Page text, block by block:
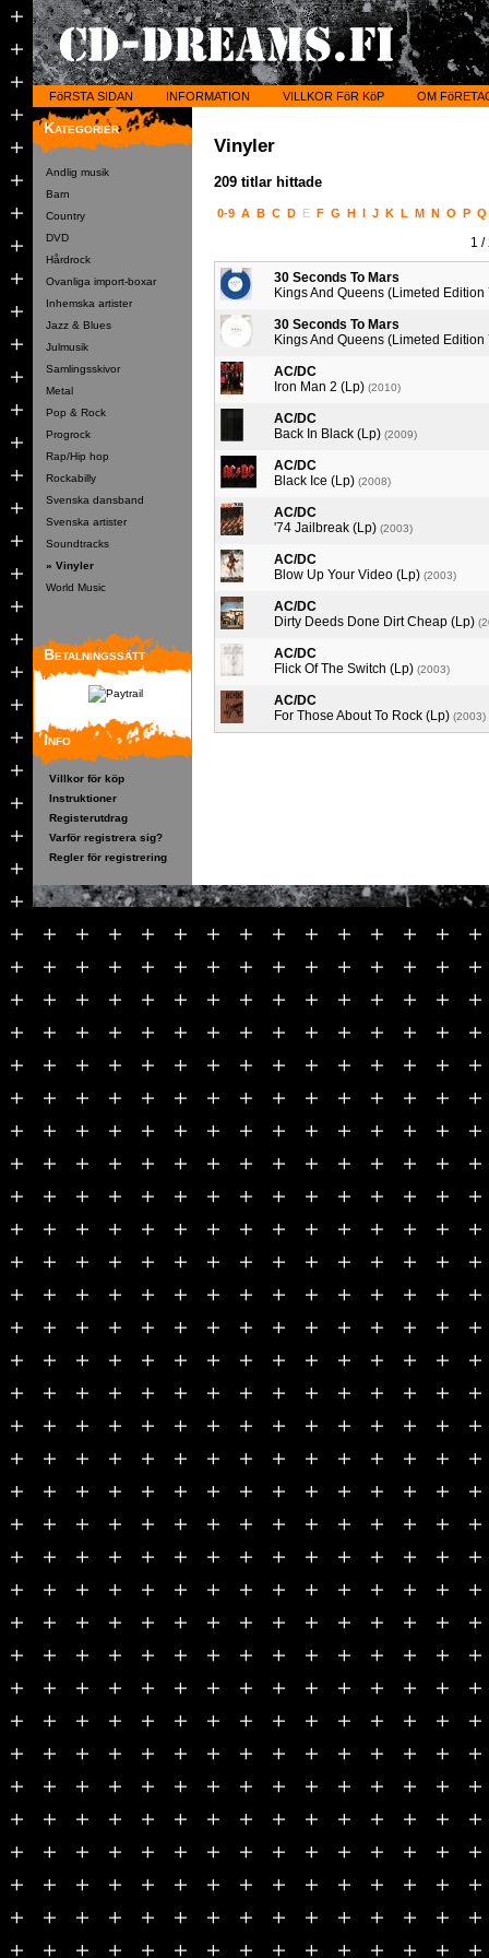
FöRSTA SIDAN INFORMATION VILLKOR FöR KöP OM
Kategorier
Andlig musik
Barn
Country
DVD
Hårdrock
Ovanliga import-boxar
Inhemska artister
Jazz & Blues
Julmusik
Samlingsskivor
Metal
Pop & Rock
Progrock
Rap/Hip hop
Rockabilly
Svenska dansband
Svenska artister
Soundtracks
» Vinyler
World Music
Betalningssätt
Info
Villkor för köp
Instruktioner
Registerutdrag
Varför registrera sig?
Regler för registrering
Vinyler
209 titlar hittade
0-9 A B C D E F G H I J K L M N O P Q
1 /
30 Seconds To Mars
Kings And Queens (Limeted
30 Seconds To Mars
Kings And Queens (Limeted
AC/DC
Iron Man 2 (Lp) (2010)
AC/DC
Back In Black (Lp) (2009)
AC/DC
Black Ice (Lp) (2008)
AC/DC
'74 Jailbreak (Lp) (2003)
AC/DC
Blow Up Your Video (Lp) (2003)
AC/DC
Dirty Deeds Done Dirt Cheap (Lp)
AC/DC
Flick Of The Switch (Lp) (2003)
AC/DC
For Those About To Rock (Lp) (2003)